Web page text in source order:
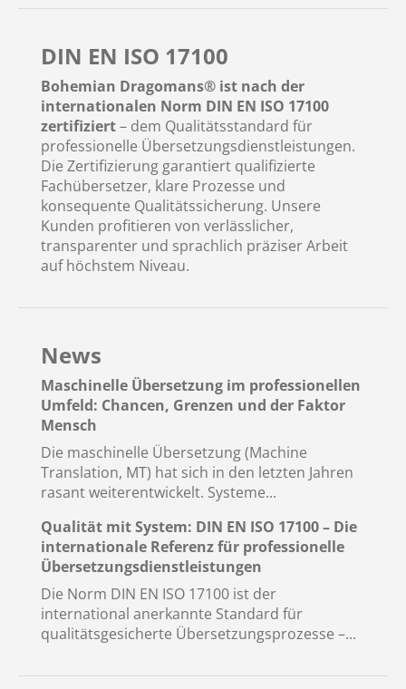
DIN EN ISO 17100
Bohemian Dragomans® ist nach der
internationalen Norm DIN EN ISO 17100
zertifiziert– dem Qualitätsstandard für
professionelle Übersetzungsdienstleistungen.
Die Zertifizierung garantiert qualifizierte
Fachübersetzer, klare Prozesse und
konsequente Qualitätssicherung. Unsere
Kunden profitieren von verlässlicher,
transparenter und sprachlich präziser Arbeit
auf höchstem Niveau.
News
Maschinelle Übersetzung im professionellen
Umfeld: Chancen, Grenzen und der Faktor
Mensch
Die maschinelle Übersetzung (Machine
Translation, MT) hat sich in den letzten Jahren
rasant weiterentwickelt. Systeme...
Qualität mit System: DIN EN ISO 17100 – Die
internationale Referenz für professionelle
Übersetzungsdienstleistungen
Die Norm DIN EN ISO 17100 ist der
international anerkannte Standard für
qualitätsgesicherte Übersetzungsprozesse –...